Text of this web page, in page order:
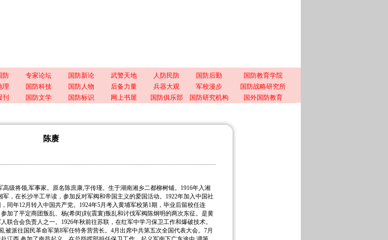
防 专家论坛 国防新论 武警天地 人防民防 国防后勤
国防教育学院
理 国防科技 国防人物 后备力量 兵器大观 军校漫步
国防战略研究所
刊 国防文学 国防标识 网上书屋 国防俱乐部 国防研究机构 国外国防教育
陈赓
级将领,军事家。原名陈庶康,字传瑾。生于湖南湘乡二都柳树铺。1916年入湘
，在长沙半工半读，参加反对军阀和帝国主义的爱国活动。1922年加入中国社
同年12月转入中国共产党。1924年5月考入黄埔军校第1期，毕业后留校任连
加了平定商团叛乱、杨(希闵)刘(震寰)叛乱和讨伐军阀陈炯明的两次东征。是黄
联合会负责人之一。1926年秋前往苏联，在红军中学习保卫工作和爆破技术。
,被派往国民革命军第8军任特务营营长。4月出席中共第五次全国代表大会。7月